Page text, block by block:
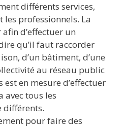
différents services,
professionnels. La
d’effectuer un
qu’il faut raccorder
d’un bâtiment, d’une
au réseau public
en mesure d’effectuer
avec tous les
différents.
pour faire des